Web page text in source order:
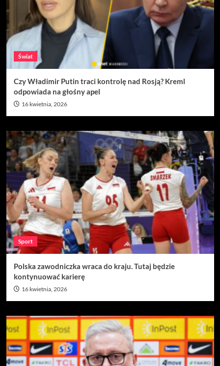
Świat
Czy Władimir Putin traci kontrolę nad Rosją? Kreml
odpowiada na głośny apel
16 kwietnia, 2026
Sport
Polska zawodniczka wraca do kraju. Tutaj będzie
kontynuować karierę
16 kwietnia, 2026